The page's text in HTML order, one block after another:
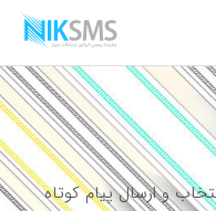
و ارسال پیام کوتاه